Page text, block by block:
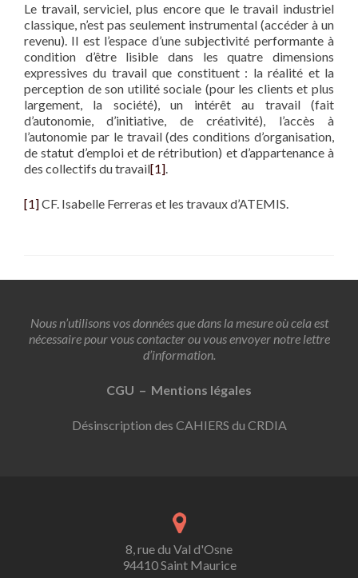
Le travail, serviciel, plus encore que le travail industriel
classique, n’est pas seulement instrumental (accéder à un
revenu). Il est l’espace d’une subjectivité performante à
condition d’être lisible dans les quatre dimensions
expressives du travail que constituent : la réalité et la
perception de son utilité sociale (pour les clients et plus
largement, la société), un intérêt au travail (fait
d’autonomie, d’initiative, de créativité), l’accès à
l’autonomie par le travail (des conditions d’organisation,
de statut d’emploi et de rétribution) et d’appartenance à
des collectifs du travail[1].
[1]CF. Isabelle Ferreras et les travaux d’ATEMIS.
Nous n’utilisons vos données que dans la mesure où cela est
nécessaire pour vous contacter ou vous envoyer notre lettre
d’information.
CGU – Mentions légales
Désinscription des CAHIERS du CRDIA
8, rue du Val d'Osne
94410 Saint Maurice